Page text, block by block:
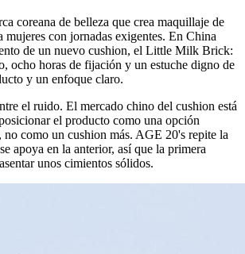
coreana de belleza que crea maquillaje de
mujeres con jornadas exigentes. En China
de un nuevo cushion, el Little Milk Brick:
ocho horas de fijación y un estuche digno de
y un enfoque claro.
el ruido. El mercado chino del cushion está
el producto como una opción
como un cushion más. AGE 20's repite la
apoya en la anterior, así que la primera
unos cimientos sólidos.